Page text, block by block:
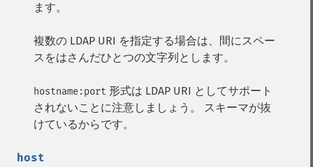
ます。
複数の LDAP URI を指定する場合は、間にスペー
スをはさんだひとつの文字列とします。
hostname:port 形式は LDAP URI としてサポート
されないことに注意しましょう。 スキーマが抜
けているからです。
host